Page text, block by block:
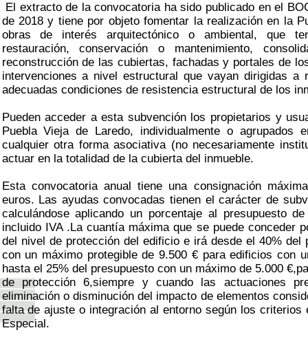
El extracto de la convocatoria ha sido publicado en el
de 2018 y tiene por objeto fomentar la realización en la
obras de interés arquitectónico o ambiental, que
restauración, conservación o mantenimiento,
reconstrucción de las cubiertas, fachadas y portales de
intervenciones a nivel estructural que vayan dirigidas a
adecuadas condiciones de resistencia estructural de los
Pueden acceder a esta subvención los propietarios y
Puebla Vieja de Laredo, individualmente o agrupados
cualquier otra forma asociativa (no necesariamente
actuar en la totalidad de la cubierta del inmueble.
Esta convocatoria anual tiene una consignación
euros. Las ayudas convocadas tienen el carácter de
calculándose aplicando un porcentaje al presupuesto
incluido IVA .La cuantía máxima que se puede conceder
del nivel de protección del edificio e irá desde el 40% del
con un máximo protegible de 9.500 € para edificios con
hasta el 25% del presupuesto con un máximo de 5.000
de protección 6,siempre y cuando las actuaciones
eliminación o disminución del impacto de elementos
falta de ajuste o integración al entorno según los criterios
Especial.